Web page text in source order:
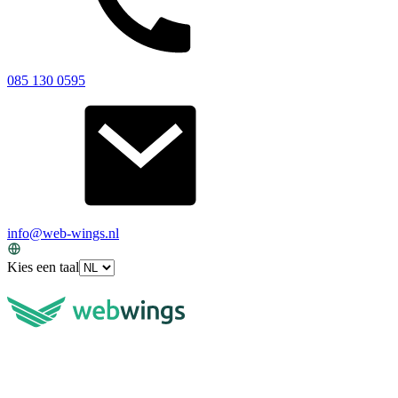
085 130 0595
info@web-wings.nl
Kies een taal